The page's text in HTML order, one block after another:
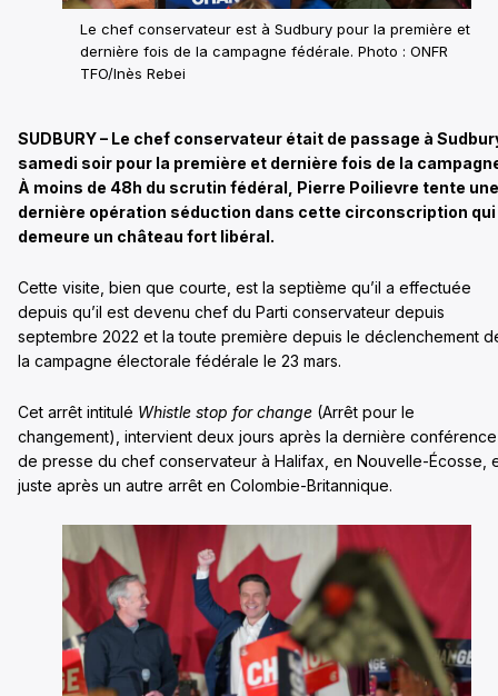
Le chef conservateur est à Sudbury pour la première et
dernière fois de la campagne fédérale. Photo : ONFR
TFO/Inès Rebei
SUDBURY – Le chef conservateur était de passage à
samedi soir pour la première et dernière fois de la
À moins de 48h du scrutin fédéral, Pierre Poilievre tente une
dernière opération séduction dans cette circonscription qui
demeure un château fort libéral.
Cette visite, bien que courte, est la septième qu’il a effectuée
depuis qu’il est devenu chef du Parti conservateur depuis
septembre 2022 et la toute première depuis le déclenchement
la campagne électorale fédérale le 23 mars.
Cet arrêt intitulé Whistle stop for change (Arrêt pour le
changement), intervient deux jours après la dernière conférence
de presse du chef conservateur à Halifax, en Nouvelle-Écosse,
juste après un autre arrêt en Colombie-Britannique.